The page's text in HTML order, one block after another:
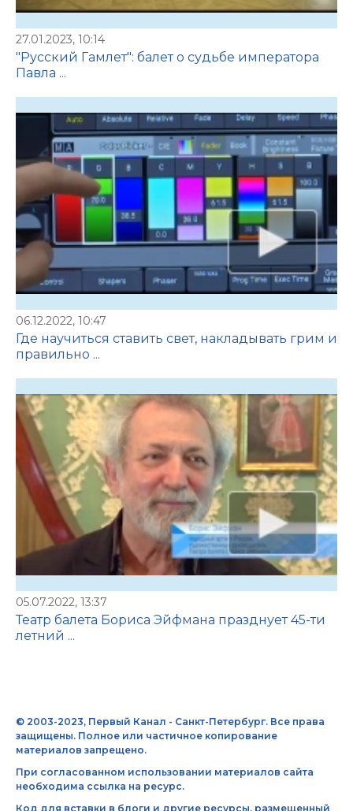
27.01.2023, 10:14
"Русский Гамлет": балет о судьбе императора
Павла ...
06.12.2022, 10:47
Где научиться ставить свет, накладывать грим и
правильно ...
05.07.2022, 13:37
Театр балета Бориса Эйфмана празднует 45-ти
летний ...
© 2003-2023, Первый Канал - Санкт-Петербург. Все права
защищены. Полное или частичное копирование
материалов запрещено.
При согласованном использовании материалов сайта
необходима ссылка на ресурс.
Код для вставки в блоги и другие ресурсы, размещенный